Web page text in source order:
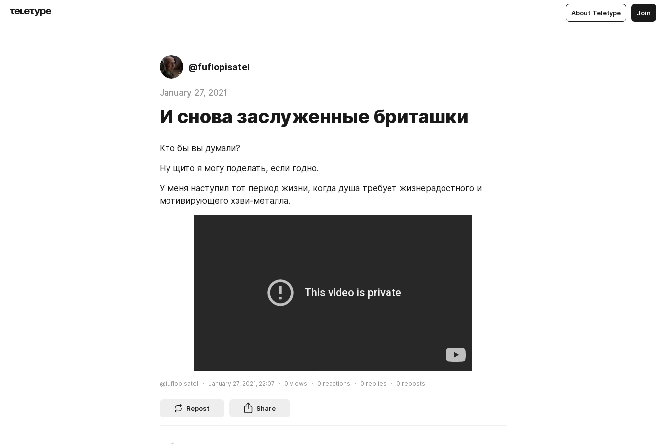
About Teletype Join
@fuflopisatel
January 27, 2021
И снова заслуженные бриташки
Кто бы вы думали?
Ну щито я могу поделать, если годно.
У меня наступил тот период жизни, когда душа требует жизнерадостного и
мотивирующего хэви-металла.
@fuflopisatel January 27, 2021, 22:07 0 views 0 reactions 0 replies 0 reposts
Repost Share